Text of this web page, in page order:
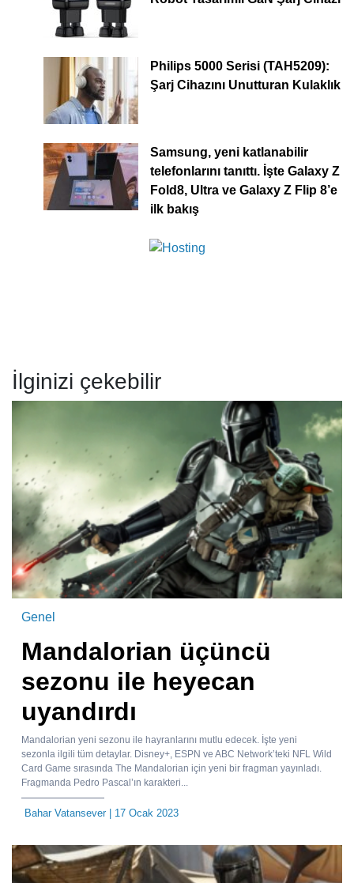
Philips 5000 Serisi (TAH5209):
Şarj Cihazını Unutturan Kulaklık
Samsung, yeni katlanabilir
telefonlarını tanıttı. İşte Galaxy Z
Fold8, Ultra ve Galaxy Z Flip 8’e
ilk bakış
İlginizi çekebilir
Genel
Mandalorian üçüncü
sezonu ile heyecan
uyandırdı
Mandalorian yeni sezonu ile hayranlarını mutlu edecek. İşte yeni
sezonla ilgili tüm detaylar. Disney+, ESPN ve ABC Network’teki NFL Wild
Card Game sırasında The Mandalorian için yeni bir fragman yayınladı.
Fragmanda Pedro Pascal’ın karakteri...
Bahar Vatansever| 17 Ocak 2023